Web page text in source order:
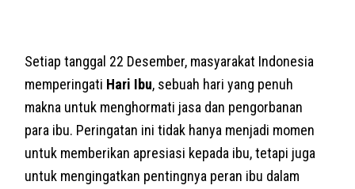
Setiap tanggal 22 Desember, masyarakat Indonesia
memperingati Hari Ibu, sebuah hari yang penuh
makna untuk menghormati jasa dan pengorbanan
para ibu. Peringatan ini tidak hanya menjadi momen
untuk memberikan apresiasi kepada ibu, tetapi juga
untuk mengingatkan pentingnya peran ibu dalam